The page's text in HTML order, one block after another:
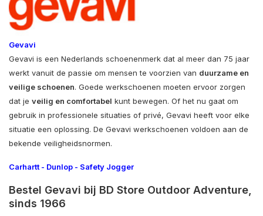
Gevavi
Gevavi is een Nederlands schoenenmerk dat al meer dan 75 jaar
werkt vanuit de passie om mensen te voorzien van duurzame en
veilige schoenen. Goede werkschoenen moeten ervoor zorgen
dat je veilig en comfortabel kunt bewegen. Of het nu gaat om
gebruik in professionele situaties of privé, Gevavi heeft voor elke
situatie een oplossing. De Gevavi werkschoenen voldoen aan de
bekende veiligheidsnormen.
Carhartt- Dunlop - Safety Jogger
Bestel Gevavi bij BD Store Outdoor Adventure,
sinds 1966